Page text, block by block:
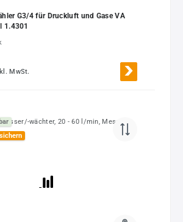
G3/4 für Druckluft und Gase VA
1.4301
MwSt.